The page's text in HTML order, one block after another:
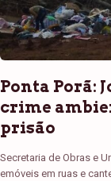
Ponta Porã:
crime
prisão
Secretaria de Obras e
emóveis em ruas e